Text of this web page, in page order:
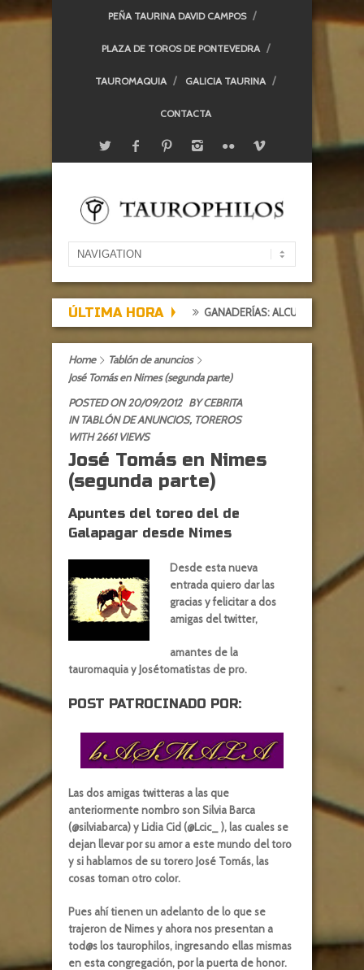
PEÑA TAURINA DAVID CAMPOS
PLAZA DE TOROS DE PONTEVEDRA
TAUROMAQUIA GALICIA TAURINA
CONTACTA
ÚLTIMA HORA GANADERÍAS: ALCURRUCÉN
Home
Tablón de anuncios
José Tomás en Nimes (segunda parte)
POSTED ON 20/09/2012 BYCEBRITA
INTABLÓN DE ANUNCIOS, TOREROS
WITH 2661 VIEWS
José Tomás en Nimes
(segunda parte)
Apuntes del toreo del de
Galapagar desde Nimes
Desde esta nueva
entrada quiero dar las
gracias y felicitar a dos
amigas del twitter,
amantes de la
tauromaquia y Josétomatistas de pro.
POST PATROCINADO POR:
Las dos amigas twitteras a las que
anteriormente nombro son Silvia Barca
(@silviabarca) y Lidia Cid (@Lcic_ ), las cuales se
dejan llevar por su amor a este mundo del toro
y si hablamos de su torero José Tomás, las
cosas toman otro color.
Pues ahí tienen un adelanto de lo que se
trajeron de Nimes y ahora nos presentan a
tod@s los taurophilos, ingresando ellas mismas
en esta congregación, por la puerta de honor.